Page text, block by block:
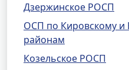
Дзержинское РОСП
ОСП по Кировскому и
районам
Козельское РОСП